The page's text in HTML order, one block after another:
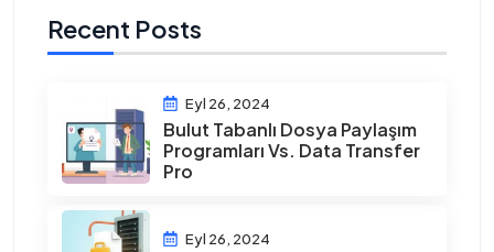
Recent Posts
Eyl 26, 2024
Bulut Tabanlı Dosya Paylaşım
Programları Vs. Data Transfer
Pro
Eyl 26, 2024